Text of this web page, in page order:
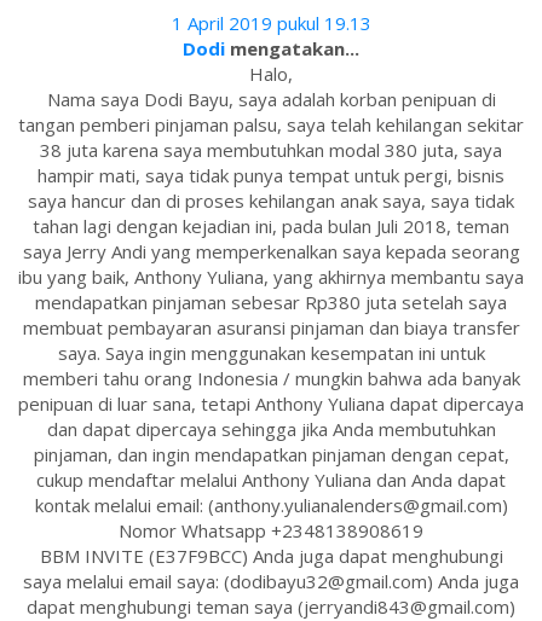
1 April 2019 pukul 19.13
Dodi mengatakan...
Halo,
Nama saya Dodi Bayu, saya adalah korban penipuan di
tangan pemberi pinjaman palsu, saya telah kehilangan sekitar
38 juta karena saya membutuhkan modal 380 juta, saya
hampir mati, saya tidak punya tempat untuk pergi, bisnis
saya hancur dan di proses kehilangan anak saya, saya tidak
tahan lagi dengan kejadian ini, pada bulan Juli 2018, teman
saya Jerry Andi yang memperkenalkan saya kepada seorang
ibu yang baik, Anthony Yuliana, yang akhirnya membantu saya
mendapatkan pinjaman sebesar Rp380 juta setelah saya
membuat pembayaran asuransi pinjaman dan biaya transfer
saya. Saya ingin menggunakan kesempatan ini untuk
memberi tahu orang Indonesia / mungkin bahwa ada banyak
penipuan di luar sana, tetapi Anthony Yuliana dapat dipercaya
dan dapat dipercaya sehingga jika Anda membutuhkan
pinjaman, dan ingin mendapatkan pinjaman dengan cepat,
cukup mendaftar melalui Anthony Yuliana dan Anda dapat
kontak melalui email: (anthony.yulianalenders@gmail.com)
Nomor Whatsapp +2348138908619
BBM INVITE (E37F9BCC) Anda juga dapat menghubungi
saya melalui email saya: (dodibayu32@gmail.com) Anda juga
dapat menghubungi teman saya (jerryandi843@gmail.com)